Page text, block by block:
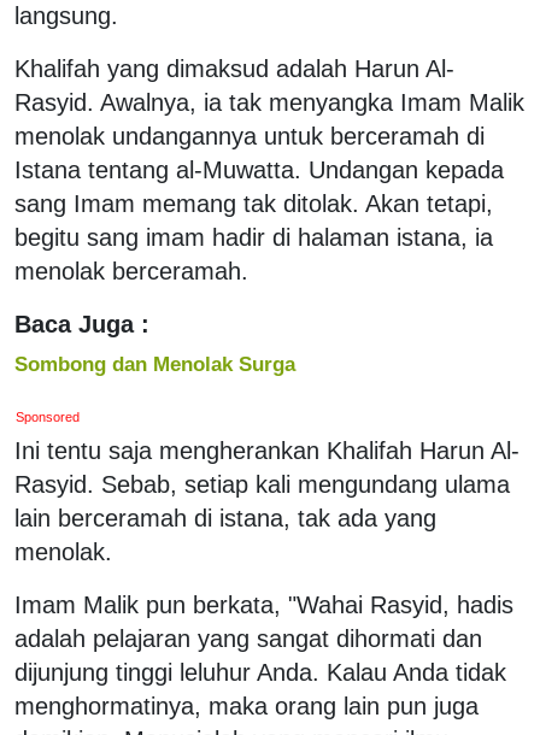
langsung.
Khalifah yang dimaksud adalah Harun Al-
Rasyid. Awalnya, ia tak menyangka Imam Malik
menolak undangannya untuk berceramah di
Istana tentang al-Muwatta. Undangan kepada
sang Imam memang tak ditolak. Akan tetapi,
begitu sang imam hadir di halaman istana, ia
menolak berceramah.
Baca Juga :
Sombong dan Menolak Surga
Sponsored
Ini tentu saja mengherankan Khalifah Harun Al-
Rasyid. Sebab, setiap kali mengundang ulama
lain berceramah di istana, tak ada yang
menolak.
Imam Malik pun berkata, "Wahai Rasyid, hadis
adalah pelajaran yang sangat dihormati dan
dijunjung tinggi leluhur Anda. Kalau Anda tidak
menghormatinya, maka orang lain pun juga